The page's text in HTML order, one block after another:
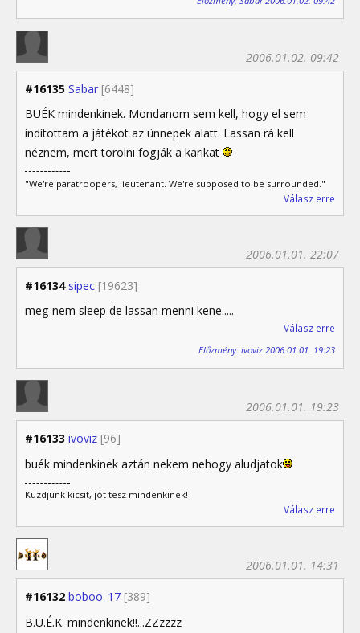
#16135 Sabar [6448]
2006.01.02. 09:42
BUÉK mindenkinek. Mondanom sem kell, hogy el sem
indítottam a játékot az ünnepek alatt. Lassan rá kell
néznem, mert törölni fogják a karikat
"We're paratroopers, lieutenant. We're supposed to be surrounded."
Válasz erre
#16134 sipec [19623]
2006.01.01. 22:07
meg nem sleep de lassan menni kene.....
Válasz erre
Előzmény: ivoviz 2006.01.01. 19:23
#16133 ivoviz [96]
2006.01.01. 19:23
buék mindenkinek aztán nekem nehogy aludjatok
Küzdjünk kicsit, jót tesz mindenkinek!
Válasz erre
#16132 boboo_17 [389]
2006.01.01. 14:31
B.U.É.K. mindenkinek!!...ZZzzzz